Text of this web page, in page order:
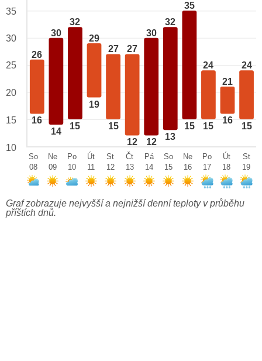
26
16
30
14
32
15
29
19
27
15
27
12
30
12
32
13
35
15
24
15
21
16
24
15
35
30
25
20
15
10
So
08
Ne
09
Po
10
Út
11
St
12
Čt
13
Pá
14
So
15
Ne
16
Po
17
Út
18
St
19
Graf zobrazuje nejvyšší a nejnižší denní teploty v průběhu
příštích dnů.